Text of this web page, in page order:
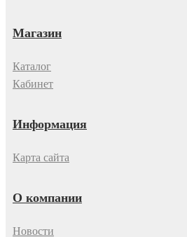
Магазин
Каталог
Кабинет
Информация
Карта сайта
О компании
Новости